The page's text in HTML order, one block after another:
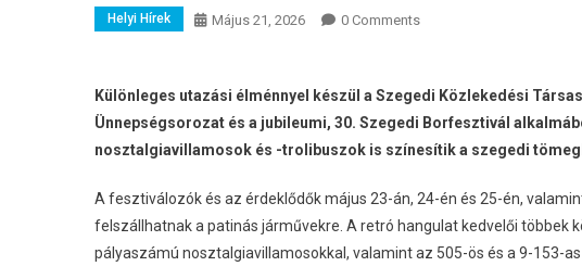
Helyi Hírek Május 21, 2026 0 Comments
Különleges utazási élménnyel készül a Szegedi Közlekedési
Ünnepségsorozat és a jubileumi, 30. Szegedi Borfesztivál
nosztalgiavillamosok és -trolibuszok is színesítik a szegedi
A fesztiválozók és az érdeklődők május 23-án, 24-én és 25-én,
felszállhatnak a patinás járművekre. A retró hangulat kedvelői többek
pályaszámú nosztalgiavillamosokkal, valamint az 505-ös és a 9-153-